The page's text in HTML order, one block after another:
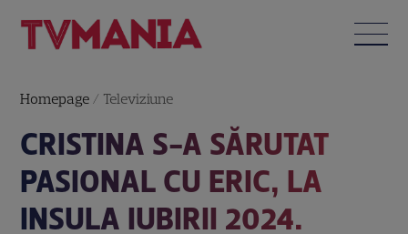
Homepage / Televiziune
CRISTINA S-A SĂRUTAT
PASIONAL CU ERIC, LA
INSULA IUBIRII 2024.